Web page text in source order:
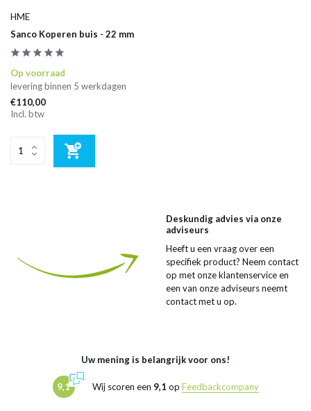
HME
Sanco Koperen buis - 22 mm
Op voorraad
levering binnen 5 werkdagen
€110,00
Incl. btw
Deskundig advies via onze
adviseurs
Heeft u een vraag over een
specifiek product? Neem contact
op met onze klantenservice en
een van onze adviseurs neemt
contact met u op.
Uw mening is belangrijk voor ons!
9,1 Wij scoren een 9,1 op Feedbackcompany